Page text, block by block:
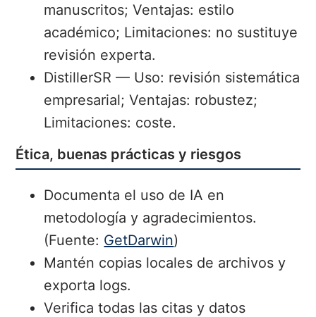
manuscritos; Ventajas: estilo
académico; Limitaciones: no sustituye
revisión experta.
DistillerSR — Uso: revisión sistemática
empresarial; Ventajas: robustez;
Limitaciones: coste.
Ética, buenas prácticas y riesgos
Documenta el uso de IA en
metodología y agradecimientos.
(Fuente: GetDarwin)
Mantén copias locales de archivos y
exporta logs.
Verifica todas las citas y datos